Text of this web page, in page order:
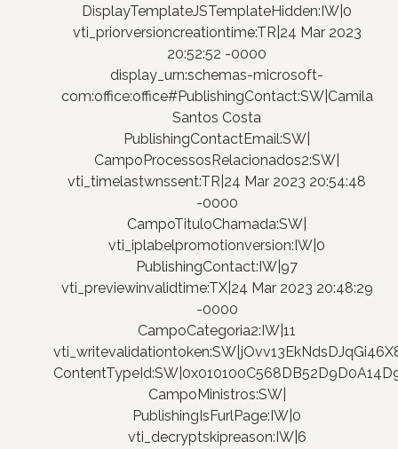
DisplayTemplateJSTemplateHidden:IW|0
vti_priorversioncreationtime:TR|24 Mar 2023
20:52:52 -0000
display_urn:schemas-microsoft-
com:office:office#PublishingContact:SW|Camila
Santos Costa
PublishingContactEmail:SW|
CampoProcessosRelacionados2:SW|
vti_timelastwnssent:TR|24 Mar 2023 20:54:48
-0000
CampoTituloChamada:SW|
vti_iplabelpromotionversion:IW|0
PublishingContact:IW|97
vti_previewinvalidtime:TX|24 Mar 2023 20:48:29
-0000
CampoCategoria2:IW|11
CampoMinistros:SW|
PublishingIsFurlPage:IW|0
vti_decryptskipreason:IW|6